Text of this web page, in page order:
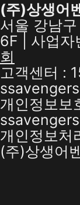
(주)상생어
서울 강남
6F | 사업
회
고객센터 :
개인정보보
개인정보처
(주)상생어